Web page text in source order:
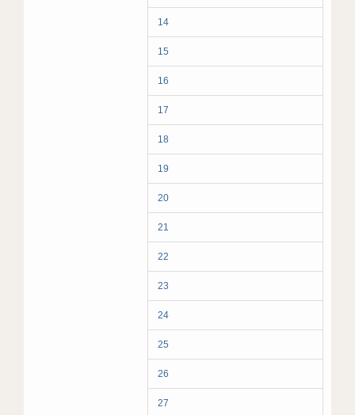
14
15
16
17
18
19
20
21
22
23
24
25
26
27